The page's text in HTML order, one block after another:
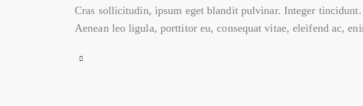
Cras sollicitudin, ipsum eget blandit pulvinar. Integer
Aenean leo ligula, porttitor eu, consequat vitae, eleifend ac,